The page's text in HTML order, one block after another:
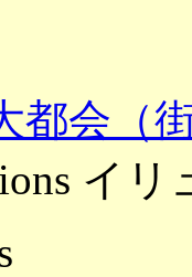
会（
イリ